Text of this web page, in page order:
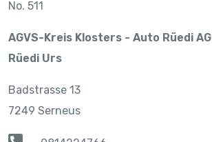
No. 511
AGVS-Kreis Klosters - Auto Rüedi AG
Rüedi Urs
Badstrasse 13
7249 Serneus